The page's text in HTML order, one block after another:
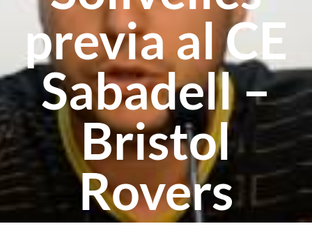
previa al CE
Sabadell –
Bristol
Rovers